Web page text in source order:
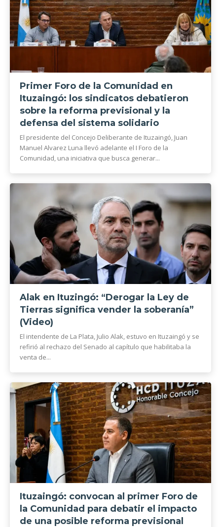
Primer Foro de la Comunidad en
Ituzaingó: los sindicatos debatieron
sobre la reforma previsional y la
defensa del sistema solidario
El presidente del Concejo Deliberante de Ituzaingó, Juan
Manuel Alvarez Luna llevó adelante el I Foro de la
Comunidad, una iniciativa que busca generar...
Alak en Ituzingó: “Derogar la Ley de
Tierras significa vender la soberanía”
(Video)
El intendente de La Plata, Julio Alak, estuvo en Ituzaingó y se
refirió al rechazo del Senado al capítulo que habilitaba la
venta de...
Ituzaingó: convocan al primer Foro de
la Comunidad para debatir el impacto
de una posible reforma previsional